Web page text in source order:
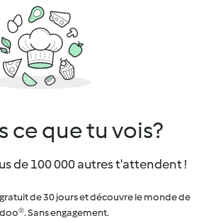
ce que tu vois?
de 100 000 autres t'attendent !
de 30 jours et découvre le monde de
Sans engagement.